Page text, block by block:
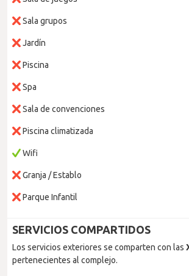
Sala grupos
Jardín
Piscina
Spa
Sala de convenciones
Piscina climatizada
Wifi
Granja / Establo
Parque Infantil
SERVICIOS COMPARTIDOS
Los servicios exteriores se comparten con las
pertenecientes al complejo.